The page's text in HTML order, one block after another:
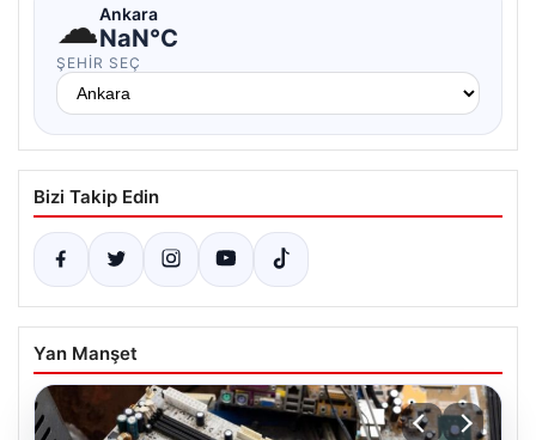
☁Ankara
NaN°C
ŞEHIR SEÇ
Bizi Takip Edin
Yan Manşet